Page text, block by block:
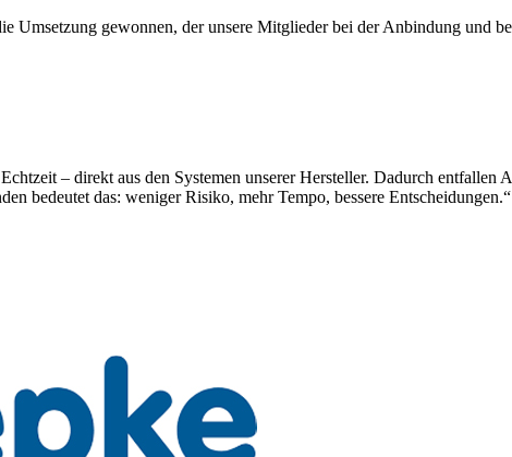
gewonnen, der unsere Mitglieder bei der Anbindung und
– direkt aus den Systemen unserer Hersteller. Dadurch entfallen
bedeutet das: weniger Risiko, mehr Tempo, bessere Entscheidungen.“